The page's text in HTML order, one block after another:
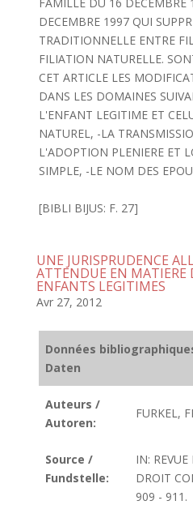
DECEMBRE 1997 QUI
TRADITIONNELLE ENTRE
FILIATION NATURELLE.
CET ARTICLE LES
DANS LES DOMAINES
L'ENFANT LEGITIME ET
NATUREL, -LA
L'ADOPTION PLENIERE ET
SIMPLE, -LE NOM DES
[BIBLI BIJUS: F. 27]
UNE JURISPRUDENCE
ATTENDUE EN MATIERE
ENFANTS LEGITIMES
Avr 27, 2012
Données
Daten
Auteurs /
Autoren:
FURKEL,
Source /
Fundstelle:
IN:
DROIT
909 - 911.